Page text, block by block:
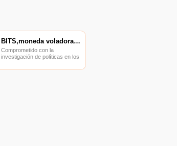
BITS,moneda voladora,Bitswift
Comprometido con la
investigación de políticas en los
finanzas, las finanzas